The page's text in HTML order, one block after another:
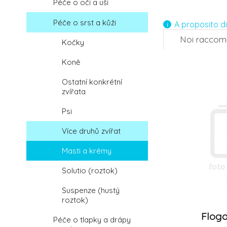
Péče o oči a uši
Péče o srst a kůži
Kočky
Koně
Ostatní konkrétní
zvířata
Psi
Více druhů zvířat
Masti a krémy
Solutio (roztok)
Suspenze (hustý
roztok)
Péče o tlapky a drápy
A proposito
Noi